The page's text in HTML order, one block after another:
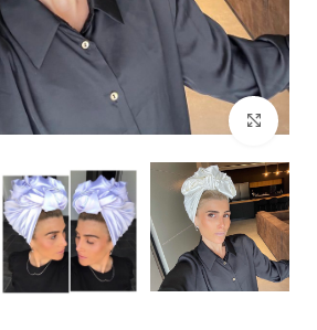
Click to enlarge